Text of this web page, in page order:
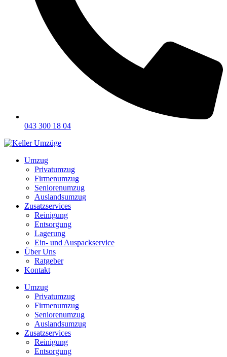
043 300 18 04
Umzug
Privatumzug
Firmenumzug
Seniorenumzug
Auslandsumzug
Zusatzservices
Reinigung
Entsorgung
Lagerung
Ein- und Auspackservice
Über Uns
Ratgeber
Kontakt
Umzug
Privatumzug
Firmenumzug
Seniorenumzug
Auslandsumzug
Zusatzservices
Reinigung
Entsorgung